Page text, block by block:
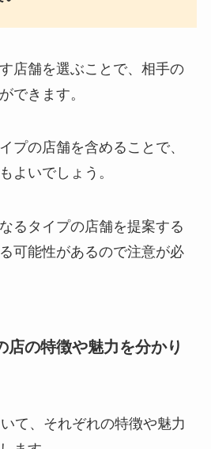
店舗を選ぶことで、相手の
できます。
プの店舗を含めることで、
よいでしょう。
るタイプの店舗を提案する
可能性があるので注意が必
店の特徴や魅力を分かり
て、それぞれの特徴や魅力